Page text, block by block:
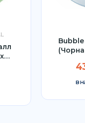
(Чорна
в